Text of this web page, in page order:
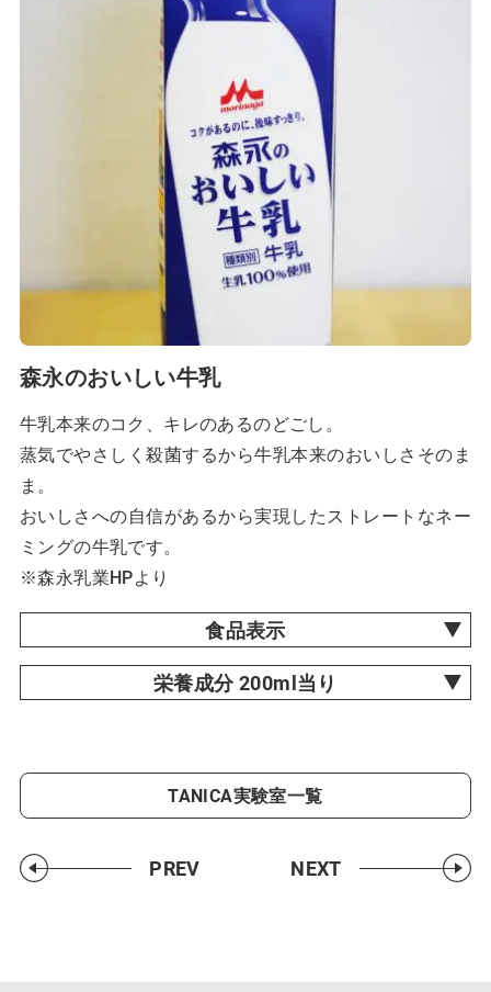
森永のおいしい牛乳
牛乳本来のコク、キレのあるのどごし。
蒸気でやさしく殺菌するから牛乳本来のおいしさそのま
ま。
おいしさへの自信があるから実現したストレートなネー
ミングの牛乳です。
※森永乳業HPより
食品表示
栄養成分 200ml当り
PREV NEXT
TANICA実験室一覧